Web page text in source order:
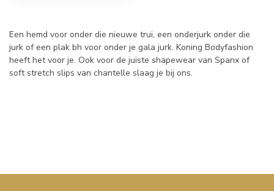
Een hemd voor onder die nieuwe trui, een onderjurk onder die
jurk of een plak bh voor onder je gala jurk. Koning Bodyfashion
heeft het voor je. Ook voor de juiste shapewear van Spanx of
soft stretch slips van chantelle slaag je bij ons.